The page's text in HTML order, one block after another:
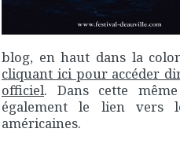
blog, en haut dans la
cliquant ici pour accéder
officiel. Dans cette
également le lien vers
américaines.